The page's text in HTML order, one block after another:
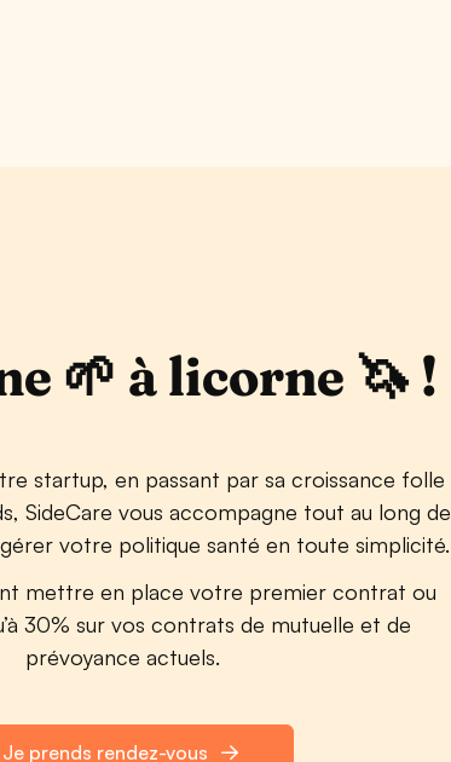
🌱 à licorne 🦄 !
startup, en passant par sa croissance folle
SideCare vous accompagne tout au long de
votre politique santé en toute simplicité.
mettre en place votre premier contrat ou
30% sur vos contrats de mutuelle et de
prévoyance actuels.
Je prends rendez-vous